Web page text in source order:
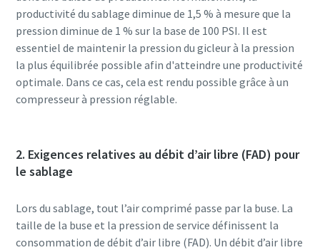
productivité du sablage diminue de 1,5 % à mesure que la
pression diminue de 1 % sur la base de 100 PSI. Il est
essentiel de maintenir la pression du gicleur à la pression
la plus équilibrée possible afin d'atteindre une productivité
optimale. Dans ce cas, cela est rendu possible grâce à un
compresseur à pression réglable.
2. Exigences relatives au débit d’air libre (FAD) pour
le sablage
Lors du sablage, tout l’air comprimé passe par la buse. La
taille de la buse et la pression de service définissent la
consommation de débit d’air libre (FAD). Un débit d’air libre